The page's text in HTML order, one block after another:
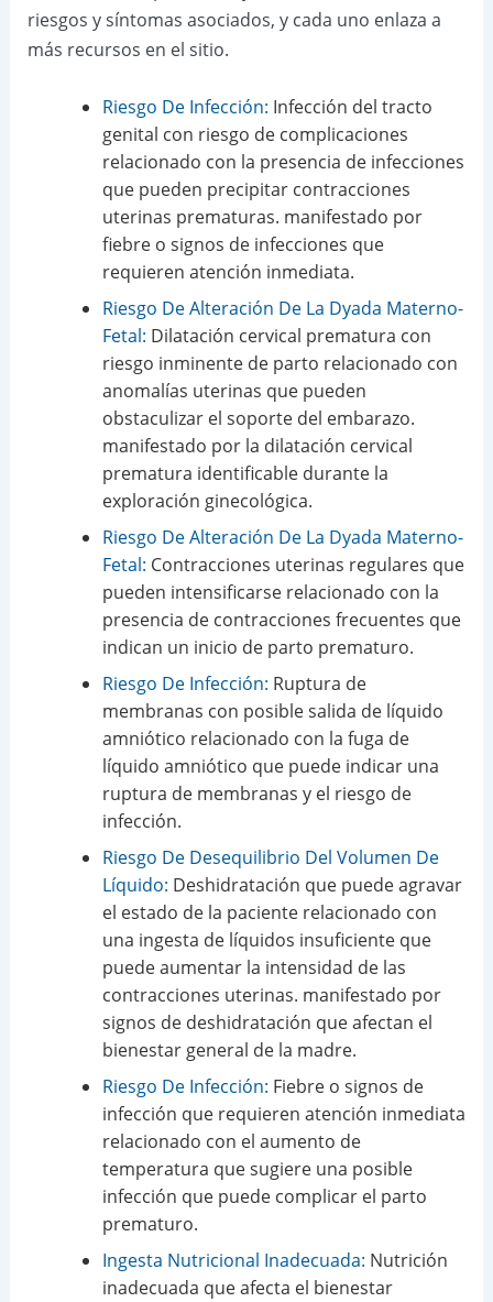
riesgos y síntomas asociados, y cada uno enlaza a
más recursos en el sitio.
Riesgo De Infección: Infección del tracto
genital con riesgo de complicaciones
relacionado con la presencia de infecciones
que pueden precipitar contracciones
uterinas prematuras. manifestado por
fiebre o signos de infecciones que
requieren atención inmediata.
Riesgo De Alteración De La Dyada Materno-
Fetal: Dilatación cervical prematura con
riesgo inminente de parto relacionado con
anomalías uterinas que pueden
obstaculizar el soporte del embarazo.
manifestado por la dilatación cervical
prematura identificable durante la
exploración ginecológica.
Riesgo De Alteración De La Dyada Materno-
Fetal: Contracciones uterinas regulares que
pueden intensificarse relacionado con la
presencia de contracciones frecuentes que
indican un inicio de parto prematuro.
Riesgo De Infección: Ruptura de
membranas con posible salida de líquido
amniótico relacionado con la fuga de
líquido amniótico que puede indicar una
ruptura de membranas y el riesgo de
infección.
Riesgo De Desequilibrio Del Volumen De
Líquido: Deshidratación que puede agravar
el estado de la paciente relacionado con
una ingesta de líquidos insuficiente que
puede aumentar la intensidad de las
contracciones uterinas. manifestado por
signos de deshidratación que afectan el
bienestar general de la madre.
Riesgo De Infección: Fiebre o signos de
infección que requieren atención inmediata
relacionado con el aumento de
temperatura que sugiere una posible
infección que puede complicar el parto
prematuro.
Ingesta Nutricional Inadecuada: Nutrición
inadecuada que afecta el bienestar